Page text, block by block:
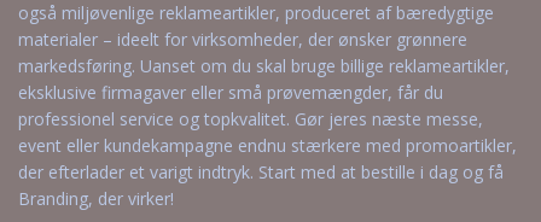
også miljøvenlige reklameartikler, produceret af bæredygtige
materialer – ideelt for virksomheder, der ønsker grønnere
markedsføring. Uanset om du skal bruge billige reklameartikler,
eksklusive firmagaver eller små prøvemængder, får du
professionel service og topkvalitet. Gør jeres næste messe,
event eller kundekampagne endnu stærkere med promoartikler,
der efterlader et varigt indtryk. Start med at bestille i dag og få
Branding, der virker!